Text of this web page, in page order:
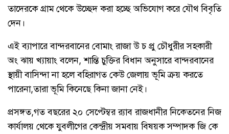
তাদেরকে গ্রাম থেকে উচ্ছেদ করা হচ্ছে অভিযোগ করে যৌথ বিবৃতি
দেন।
এই ব্যাপারে বান্দরবানের বোমাং রাজা উ চ প্রু চৌধুরীর সহকারী
অং ঝায় খ্যায়াং বলেন, শান্তি চুক্তির বিধান অনুসারে বান্দরবানের
স্থায়ী বাসিন্দা না হলে বহিরাগত কেউ জেলায় ভূমি ক্রয় করতে
পারেনা,তারা ভূমি কিনেছে কিনা জানা নেই।
প্রসঙ্গত,গত বছরের ২০ সেপ্টেম্বর র‌্যাব রাজধানীর নিকেতনের নিজ
কার্যালয় থেকে যুবলীগের কেন্দ্রীয় সমবায় বিষয়ক সম্পাদক জি কে